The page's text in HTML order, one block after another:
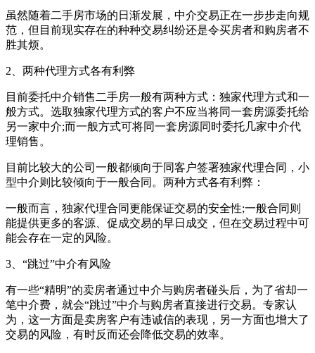
虽然随着二手房市场的日渐发展，中介交易正在一步步走向规
范，但目前现实存在的种种交易纠纷还是令买房者和购房者不
胜其烦。
2、两种代理方式各有利弊
目前委托中介销售二手房一般有两种方式：独家代理方式和一
般方式。选取独家代理方式的客户不应当将同一套房源委托给
另一家中介;而一般方式可将同一套房源同时委托几家中介代
理销售。
目前比较大的公司一般都倾向于同客户签署独家代理合同，小
型中介则比较倾向于一般合同。两种方式各有利弊：
一般而言，独家代理合同更能保证交易的安全性;一般合同则
能提供更多的客源、促成交易的早日成交，但在交易过程中可
能会存在一定的风险。
3、“跳过”中介有风险
有一些“精明”的卖房者通过中介与购房者碰头后，为了省却一
笔中介费，就会“跳过”中介与购房者直接进行交易。专家认
为，这一方面是卖房客户有违诚信的表现，另一方面也增大了
交易的风险，有时反而还会降低交易的效率。